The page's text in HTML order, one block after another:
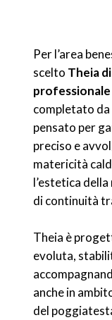
Per l’area
scelto Theia
professionale
completato da
pensato per
preciso e
matericità
l’estetica
di continuità
Theia è
evoluta,
anche in
del